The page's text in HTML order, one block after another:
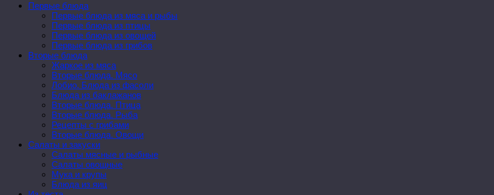
Первые блюда
Первые блюда из мяса и рыбы
Первые блюда из птицы
Первые блюда из овощей
Первые блюда из грибов
Вторые блюда
Жаркое из мяса
Вторые блюда. Мясо
Лобио. Блюда из фасоли
Блюда из баклажанов
Вторые блюда. Птица
Вторые блюда. Рыба
Рецепты с грибами
Вторые блюда. Овощи
Салаты и закуски
Салаты мясные и рыбные
Салаты овощные
Мука и крупы
Блюда из яиц